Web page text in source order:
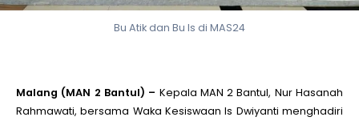
Bu Atik dan Bu Is di MAS24
Malang (MAN 2 Bantul) – Kepala MAN 2 Bantul, Nur Hasanah
Rahmawati, bersama Waka Kesiswaan Is Dwiyanti menghadiri